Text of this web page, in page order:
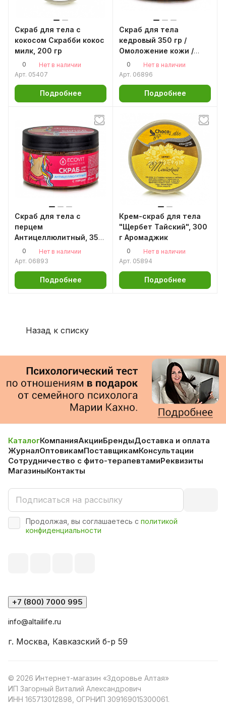
Скраб для тела с
кокосом Скрабби кокос
милк, 200 гр
0
Нет в наличии
Арт. 05407
Подробнее
Скраб для тела
кедровый 350 гр /
Омоложение кожи /
пилинг для тела
0
Нет в наличии
Арт. 06896
Подробнее
Скраб для тела с
перцем
Антицеллюлитный, 350
гр.0
Нет в наличии
Арт. 06893
Подробнее
Крем-скраб для тела
"Щербет Тайский", 300
г Аромаджик
0
Нет в наличии
Арт. 05894
Подробнее
Назад к списку
КаталогКомпанияАкцииБрендыДоставка и оплата
ЖурналОптовикамПоставщикамКонсультации
Сотрудничество с фито-терапевтамиРеквизиты
МагазиныКонтакты
Продолжая, вы соглашаетесь с политикой
конфиденциальности
+7 (800) 7000 995
info@altailife.ru
г. Москва, Кавказский б-р 59
© 2026 Интернет-магазин «Здоровье Алтая»
ИП Загорный Виталий Александрович
ИНН 165713012898, ОГРНИП 309169015300061.